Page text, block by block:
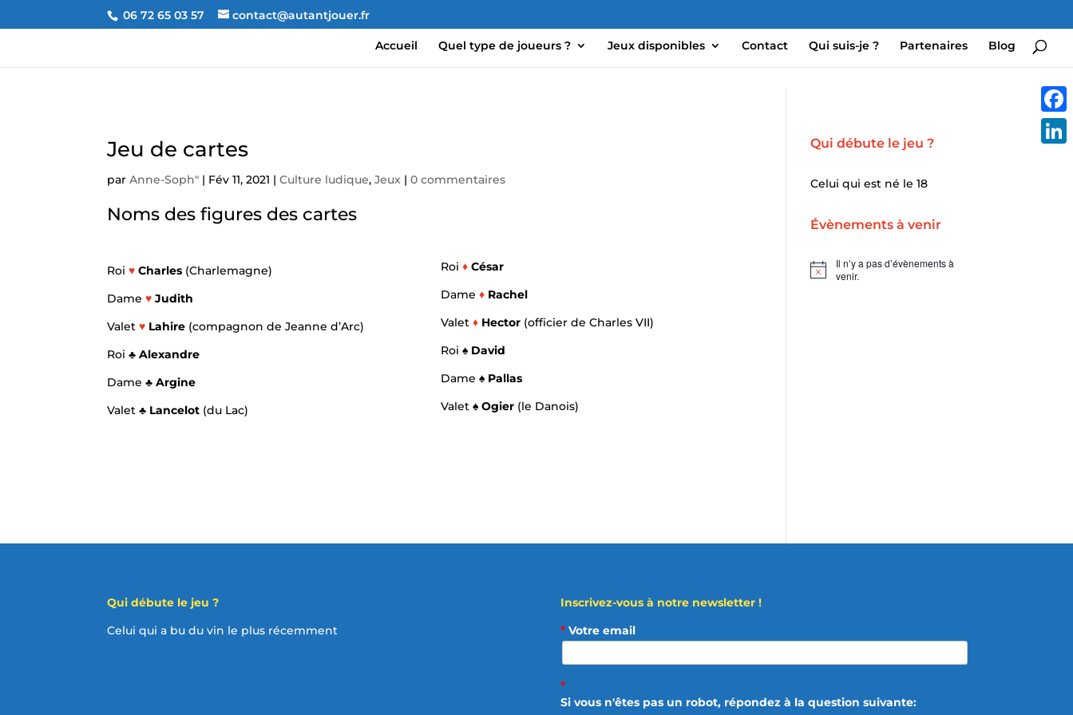
06 72 65 03 57 contact@autantjouer.fr
Accueil Quel type de joueurs ? Jeux disponibles Contact Qui suis-je ? Partenaires Blog
Jeu de cartes
parAnne-Soph" | Fév 11, 2021 |Culture ludique,Jeux |0 commentaires
Noms des figures des cartes
Roi♥ Charles (Charlemagne)
Dame♥ Judith
Valet♥ Lahire (compagnon de Jeanne d’Arc)
Roi♣ Alexandre
Dame♣ Argine
Valet♣ Lancelot (du Lac)
Roi ♦César
Dame ♦Rachel
Valet ♦Hector (officier de Charles VII)
Roi ♠ David
Dame ♠ Pallas
Valet ♠ Ogier (le Danois)
Qui débute le jeu ?
Celui qui est né le 18
Évènements à venir
Notice
Il n’y a pas d’évènements à
venir.
Qui débute le jeu ?
Celui qui a bu du vin le plus récemment
Inscrivez-vous à notre newsletter !
* Votre email
*
Si vous n'êtes pas un robot, répondez à la question suivante: